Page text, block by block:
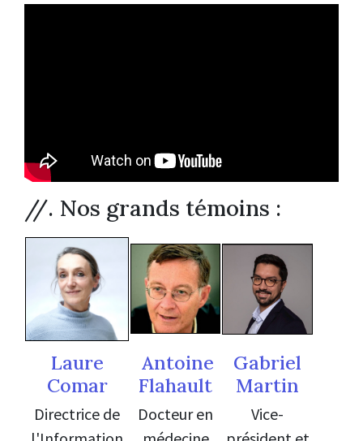
//. Nos grands témoins :
Laure
Comar
Directrice de
Antoine
Flahault
Docteur en
Gabriel
Martin
Vice-